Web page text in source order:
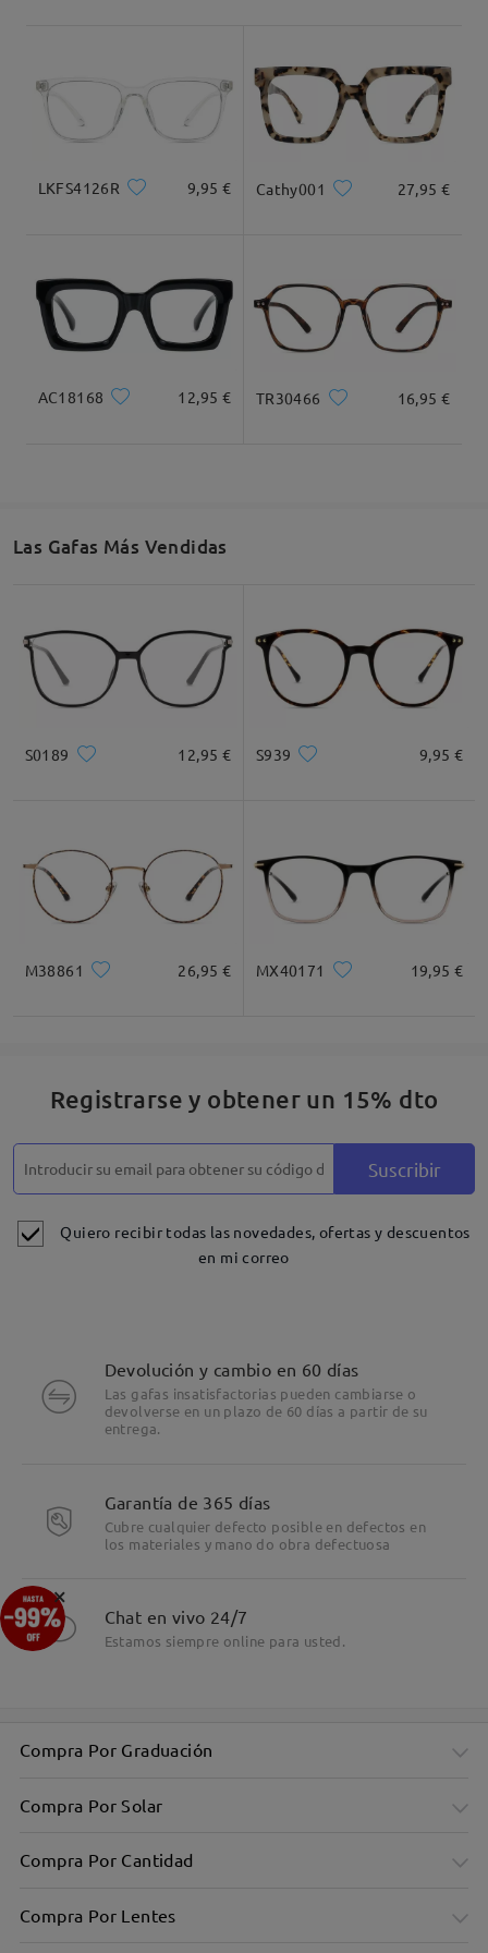
comentarios
Deje su comentario
LKFS4126R 9,95 € Cathy001 27,95 €
AC18168 12,95 € TR30466 16,95 €
Las Gafas Más Vendidas
S0189 12,95 € S939 9,95 €
M38861 26,95 € MX40171 19,95 €
Registrarse y obtener un 15% dto
Suscribir
Quiero recibir todas las novedades, ofertas y descuentos
en mi correo
Devolución y cambio en 60 días
Las gafas insatisfactorias pueden cambiarse o
devolverse en un plazo de 60 días a partir de su
entrega.
Garantía de 365 días
Cubre cualquier defecto posible en defectos en
los materiales y mano do obra defectuosa
Chat en vivo 24/7
Estamos siempre online para usted.
Compra Por Graduación
Compra Por Solar
Compra Por Cantidad
Compra Por Lentes
×